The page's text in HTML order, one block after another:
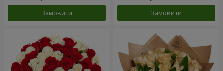
Замовити Замовити